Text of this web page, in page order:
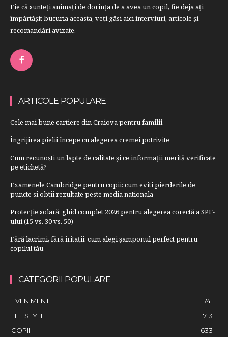
Fie că sunteţi animaţi de dorinţa de a avea un copil, fie deja aţi
împărtăşit bucuria aceasta, veți găsi aici interviuri, articole şi
recomandări avizate.
ARTICOLE POPULARE
Cele mai bune cartiere din Craiova pentru familii
Îngrijirea pielii începe cu alegerea cremei potrivite
Cum recunoști un lapte de calitate și ce informații merită verificate
pe etichetă?
Examenele Cambridge pentru copii: cum eviti pierderile de
puncte si obtii rezultate peste media nationala
Protecție solară: ghid complet 2026 pentru alegerea corectă a SPF-
ului (15 vs. 30 vs. 50)
Fără lacrimi, fără iritații: cum alegi șamponul perfect pentru
copilul tău
CATEGORII POPULARE
EVENIMENTE
741
LIFESTYLE
713
COPII
633